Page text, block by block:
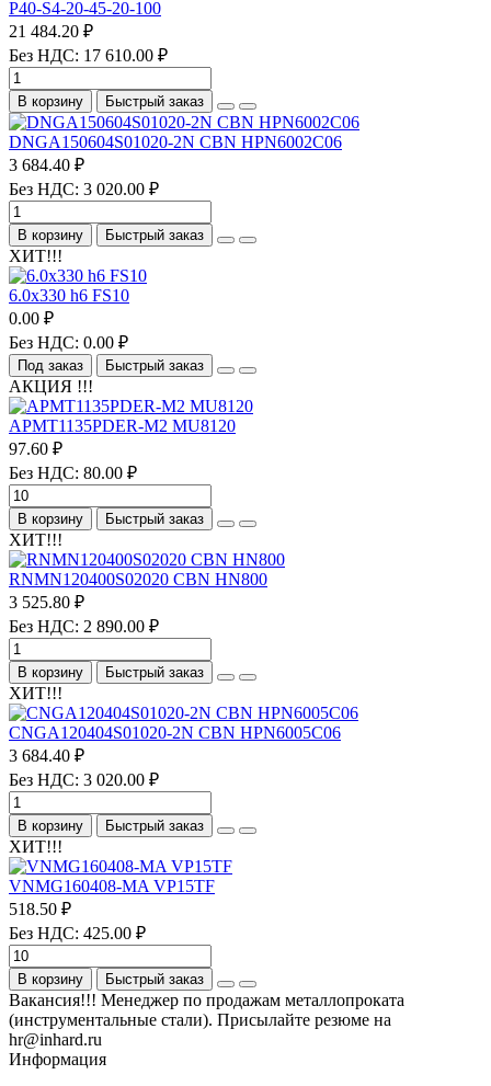
P40-S4-20-45-20-100
21 484.20 ₽
Без НДС: 17 610.00 ₽
В корзину Быстрый заказ
DNGA150604S01020-2N CBN HPN6002C06
3 684.40 ₽
Без НДС: 3 020.00 ₽
В корзину Быстрый заказ
ХИТ!!!
6.0х330 h6 FS10
0.00 ₽
Без НДС: 0.00 ₽
Под заказ Быстрый заказ
АКЦИЯ !!!
APMT1135PDER-M2 MU8120
97.60 ₽
Без НДС: 80.00 ₽
В корзину Быстрый заказ
ХИТ!!!
RNMN120400S02020 CBN HN800
3 525.80 ₽
Без НДС: 2 890.00 ₽
В корзину Быстрый заказ
ХИТ!!!
CNGA120404S01020-2N CBN HPN6005C06
3 684.40 ₽
Без НДС: 3 020.00 ₽
В корзину Быстрый заказ
ХИТ!!!
VNMG160408-MA VP15TF
518.50 ₽
Без НДС: 425.00 ₽
В корзину Быстрый заказ
Вакансия!!! Менеджер по продажам металлопроката
(инструментальные стали). Присылайте резюме на
hr@inhard.ru
Информация